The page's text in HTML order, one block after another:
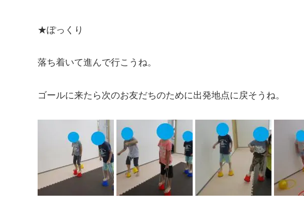
★ぽっくり
落ち着いて進んで行こうね。
ゴールに来たら次のお友だちのために出発地点に戻そうね。